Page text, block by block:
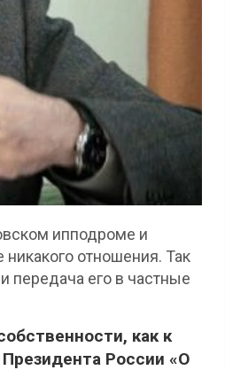
ипподроме и
отношения. Так
передача его в частные
как к
России «О